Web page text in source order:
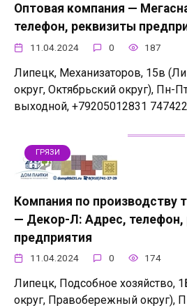
Оптовая компания —
телефон, реквизиты
11.04.2024 0 187
Липецк, Механизаторов, 15в
округ, Октябрьский округ), Пн-
выходной, +79205012831
ГРЯЗИ
Компания по производству
— Декор-Л: Адрес, телефон,
предприятия
11.04.2024 0 174
Липецк, Подсобное хозяйство,
округ, Правобережный округ),